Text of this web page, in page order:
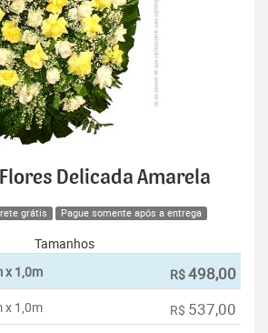
Delicada Amarela
grátis Pague somente após a entrega
Tamanhos
x 1,0m
R$498,00
x 1,0m R$ 537,00